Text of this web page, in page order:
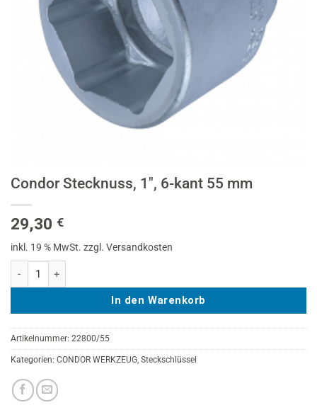
Condor Stecknuss, 1″, 6-kant 55 mm
29,30 €
inkl. 19 % MwSt. zzgl. Versandkosten
Condor Stecknuss, 1", 6-kant 55 mm Menge
In den Warenkorb
Artikelnummer: 22800/55
Kategorien: CONDOR WERKZEUG, Steckschlüssel